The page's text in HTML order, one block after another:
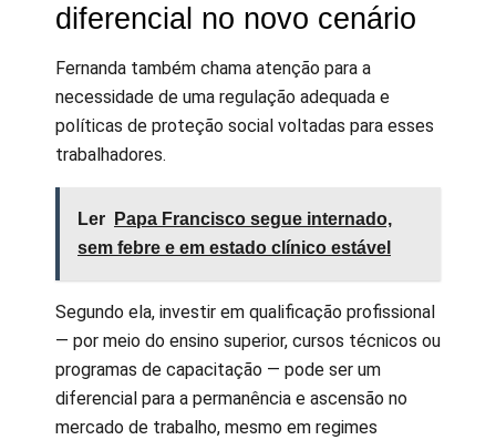
diferencial no novo cenário
Fernanda também chama atenção para a
necessidade de uma regulação adequada e
políticas de proteção social voltadas para esses
trabalhadores.
Ler
Papa Francisco segue internado,
sem febre e em estado clínico estável
Segundo ela, investir em qualificação profissional
— por meio do ensino superior, cursos técnicos ou
programas de capacitação — pode ser um
diferencial para a permanência e ascensão no
mercado de trabalho, mesmo em regimes